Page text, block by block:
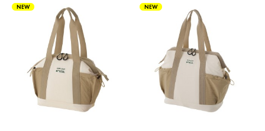
NEW NEW